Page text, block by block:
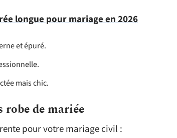
longue pour mariage en 2026
et épuré.
mais chic.
robe de mariée
pour votre mariage civil :